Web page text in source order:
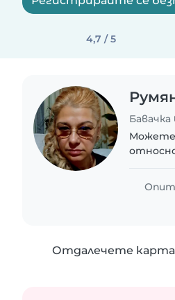
4,7 / 5
Бавачка
Можете
Опит:
Отдалечете